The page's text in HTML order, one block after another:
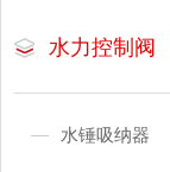
水力控制阀
水锤吸纳器